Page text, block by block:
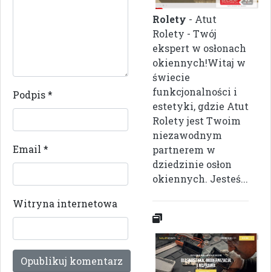
Podpis*
Email *
Witryna internetowa
Rolety - Atut
Rolety - Twój
ekspert w osłonach
okiennych!Witaj w
świecie
funkcjonalności i
estetyki, gdzie Atut
Rolety jest Twoim
niezawodnym
partnerem w
dziedzinie osłon
okiennych. Jesteś...